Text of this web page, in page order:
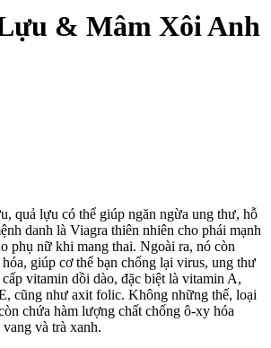
& Mâm Xôi Anh
quả lựu có thể giúp ngăn ngừa ung thư, hỗ
danh là Viagra thiên nhiên cho phái mạnh
phụ nữ khi mang thai. Ngoài ra, nó còn
giúp cơ thể bạn chống lại virus, ung thư
vitamin dồi dào, đặc biệt là vitamin A,
cũng như axit folic. Không những thế, loại
chứa hàm lượng chất chống ô-xy hóa
và trà xanh.